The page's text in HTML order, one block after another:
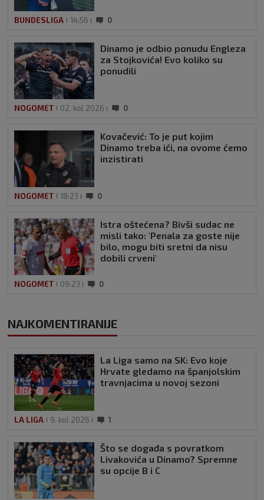
BUNDESLIGA 14:56 0
Dinamo je odbio ponudu Engleza
za Stojkovića! Evo koliko su
ponudili
NOGOMET 02. kol 2026 0
Kovačević: To je put kojim
Dinamo treba ići, na ovome ćemo
inzistirati
NOGOMET 18:23 0
Istra oštećena? Bivši sudac ne
misli tako: 'Penala za goste nije
bilo, mogu biti sretni da nisu
dobili crveni'
NOGOMET 09:23 0
NAJKOMENTIRANIJE
La Liga samo na SK: Evo koje
Hrvate gledamo na španjolskim
travnjacima u novoj sezoni
LA LIGA 9. kol 2026 1
Što se događa s povratkom
Livakovića u Dinamo? Spremne
su opcije B i C